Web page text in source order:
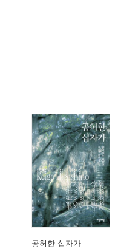
공허한 십자가